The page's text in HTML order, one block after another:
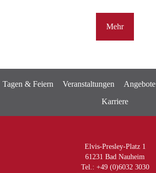
Mehr
Tagen & Feiern Veranstaltungen Angebote
Karriere
Elvis-Presley-Platz 1
61231 Bad Nauheim
Tel.: +49 (0)6032 3030